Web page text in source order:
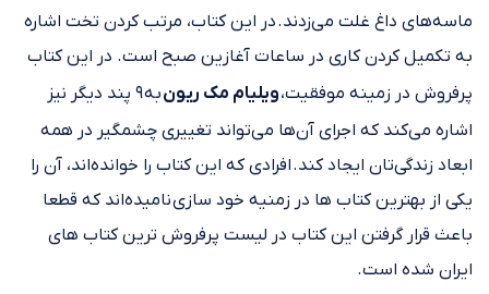
ماسه‌های داغ غلت می‌زدند. در این کتاب، مرتب کردن تخت اشاره
به تکمیل کردن کاری در ساعات آغازین صبح است. در این کتاب
پرفروش در زمینه موفقیت،ویلیام مک ریون
به ۹ پند دیگر نیز
اشاره می‌کند که اجرای آن‌ها می‌تواند تغییری چشمگیر در همه
ابعاد زندگی‌تان ایجاد کند. افرادی که این کتاب را خوانده‌اند، آن را
یکی از بهترین کتاب ها در زمنیه خود سازی نامیده‌اند که قطعا
باعث قرار گرفتن این کتاب در لیست پرفروش ترین کتاب های
ایران شده است.